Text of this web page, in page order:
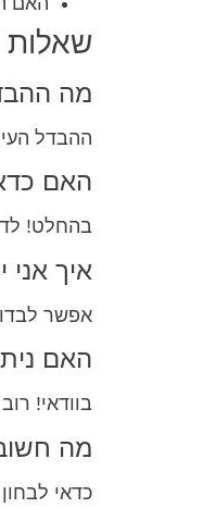
שאלות
מה
ההבדל
האם
בהחלט!
איך
אפשר
האם
בוודאי!
מה
כדאי